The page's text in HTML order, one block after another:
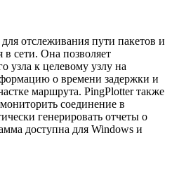
отслеживания пути пакетов и
в сети. Она позволяет
узла к целевому узлу на
о времени задержки и
маршрута. PingPlotter также
соединение в
генерировать отчеты о
доступна для Windows и